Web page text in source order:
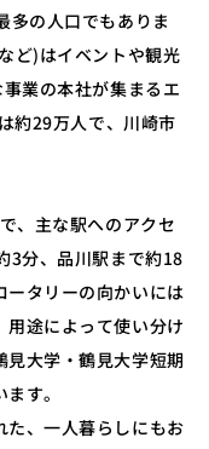
多の人口でもありま
ど)はイベントや観光
業の本社が集まるエ
約29万人で、川崎市
、主な駅へのアクセ
3分、品川駅まで約18
ータリーの向かいには
途によって使い分け
大学・鶴見大学短期
す。
た、一人暮らしにもお